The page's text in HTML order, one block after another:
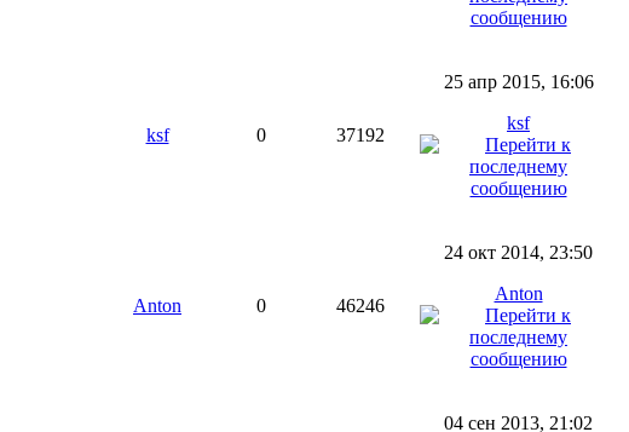
ksf 0 37192
25 апр 2015, 16:06
ksf
Anton 0 46246
24 окт 2014, 23:50
Anton
04 сен 2013, 21:02